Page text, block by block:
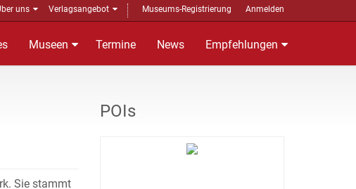
uns Verlagsangebot Museums-Registrierung Anmelden
Museen Termine News Empfehlungen
Sie stammt
POIs